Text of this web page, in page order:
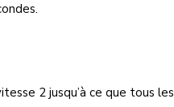
2 jusqu’à ce que tous les